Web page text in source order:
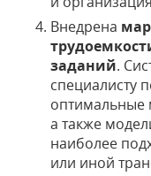
Внедрена
заданий.
специалисту
оптимальные
а также
наиболее
или иной